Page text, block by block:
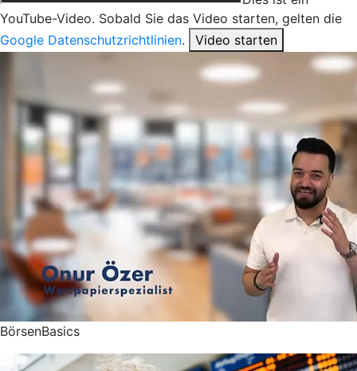
YouTube-Video. Sobald Sie das Video starten, gelten die
Google Datenschutzrichtlinien. Video starten
BörsenBasics